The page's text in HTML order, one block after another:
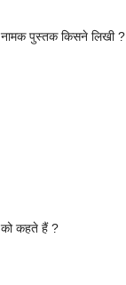
नामक पुस्तक किसने लिखी?
को कहते हैं?